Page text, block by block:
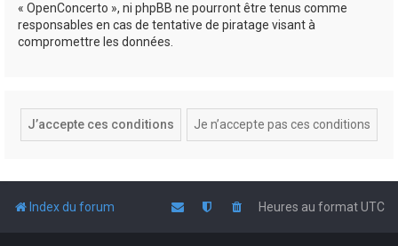
« OpenConcerto », ni phpBB ne pourront être tenus comme
responsables en cas de tentative de piratage visant à
compromettre les données.
Index du forum Heures au formatUTC